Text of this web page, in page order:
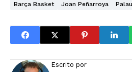
Barça Basket Joan Peñarroya
Escrito por